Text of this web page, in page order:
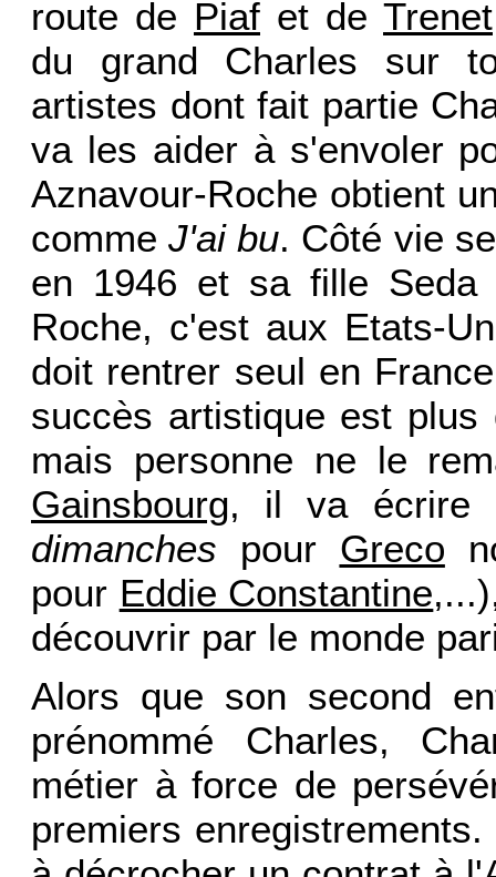
route de Piaf et de Trenet
du grand Charles sur
artistes dont fait partie
va les aider à s'envoler
Aznavour-Roche obtient
commeJ'ai bu. Côté vie
en 1946 et sa fille
Roche, c'est aux Etats-
doit rentrer seul en
succès artistique est plus
mais personne ne le
Gainsbourg, il va écrire
dimanches pour Greco
pour Eddie Constantine
découvrir par le monde
Alors que son second
prénommé Charles,
métier à force de
premiers